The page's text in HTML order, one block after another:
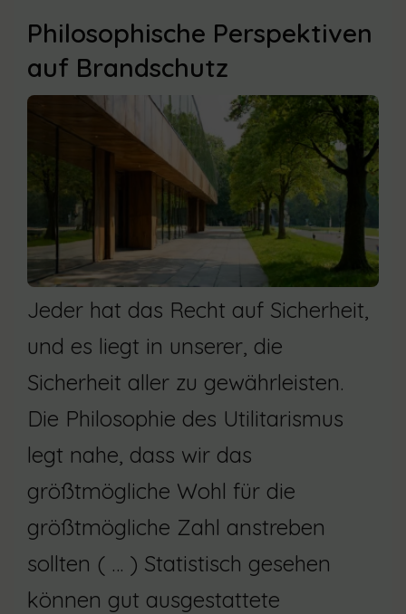
Philosophische Perspektiven
auf Brandschutz
Jeder hat das Recht auf Sicherheit,
und es liegt in unserer, die
Sicherheit aller zu gewährleisten.
Die Philosophie des Utilitarismus
legt nahe, dass wir das
größtmögliche Wohl für die
größtmögliche Zahl anstreben
sollten ( … ) Statistisch gesehen
können gut ausgestattete